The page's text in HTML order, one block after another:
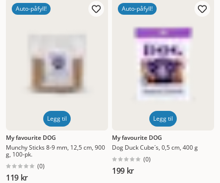
Auto-påfyll!
Legg til
My favourite DOG
Munchy Sticks 8-9 mm, 12,5 cm, 900
g, 100-pk.
(0)
119 kr
Auto-påfyll!
Legg til
My favourite DOG
Dog Duck Cube´s, 0,5 cm, 400 g
(0)
199 kr